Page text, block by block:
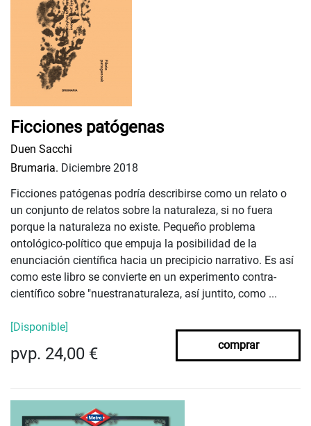
Ficciones patógenas
Duen Sacchi
Brumaria. Diciembre 2018
Ficciones patógenas podría describirse como un relato o
un conjunto de relatos sobre la naturaleza, si no fuera
porque la naturaleza no existe. Pequeño problema
ontológico-político que empuja la posibilidad de la
enunciación científica hacia un precipicio narrativo. Es así
como este libro se convierte en un experimento contra-
científico sobre "nuestranaturaleza, así juntito, como ...
[Disponible]
pvp. 24,00 € comprar